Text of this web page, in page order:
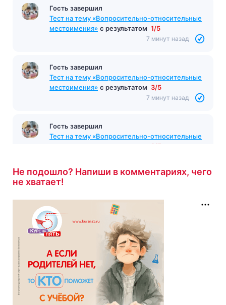
Гость завершил
Тест на тему «Вопросительно-относительные
местоимения» с результатом 1/5
7 минут назад
Гость завершил
Тест на тему «Вопросительно-относительные
местоимения» с результатом 3/5
7 минут назад
Гость завершил
Тест на тему «Вопросительно-относительные
2/5
Не подошло? Напиши в комментариях, чего
не хватает!